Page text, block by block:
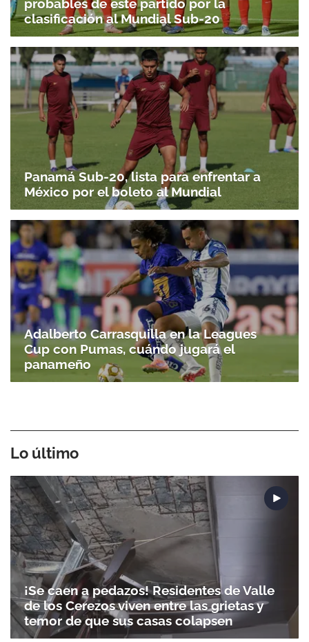
probables de este partido por la
clasificación al Mundial Sub-20
Panamá Sub-20, lista para enfrentar a
México por el boleto al Mundial
Adalberto Carrasquilla en la Leagues
Cup con Pumas, cuándo jugará el
panameño
Lo último
¡Se caen a pedazos! Residentes de Valle
de los Cerezos viven entre las grietas y
temor de que sus casas colapsen